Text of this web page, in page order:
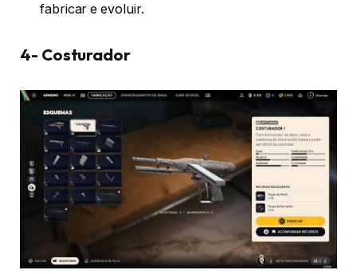
fabricar e evoluir.
4- Costurador